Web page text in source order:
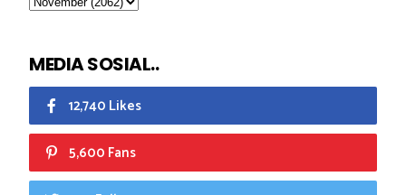
MEDIA SOSIAL..
12,740 Likes
5,600 Fans